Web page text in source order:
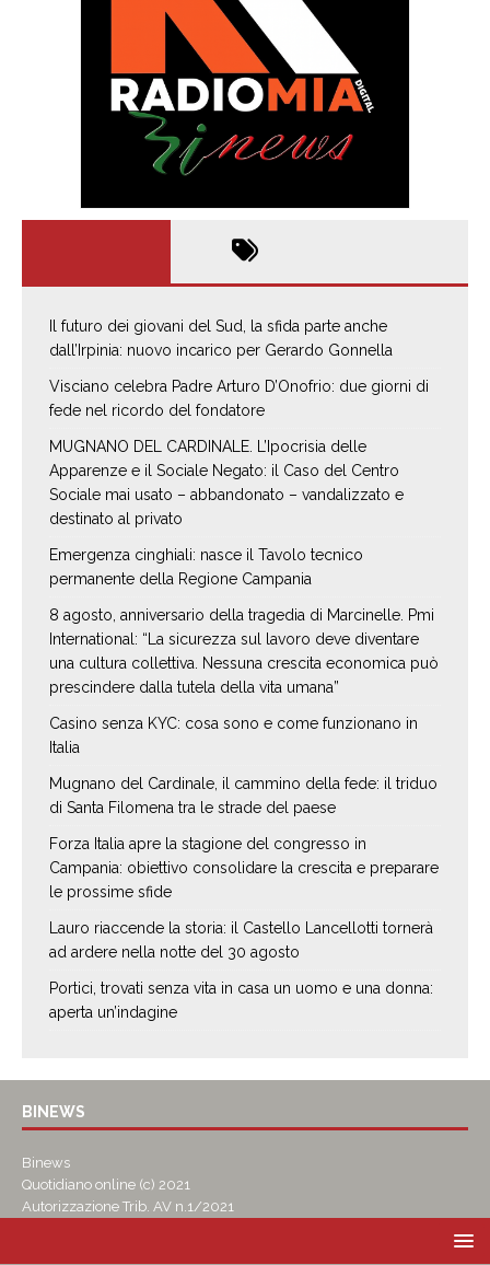
Il futuro dei giovani del Sud, la sfida parte anche
dall’Irpinia: nuovo incarico per Gerardo Gonnella
Visciano celebra Padre Arturo D’Onofrio: due giorni di
fede nel ricordo del fondatore
MUGNANO DEL CARDINALE. L’Ipocrisia delle
Apparenze e il Sociale Negato: il Caso del Centro
Sociale mai usato – abbandonato – vandalizzato e
destinato al privato
Emergenza cinghiali: nasce il Tavolo tecnico
permanente della Regione Campania
8 agosto, anniversario della tragedia di Marcinelle. Pmi
International: “La sicurezza sul lavoro deve diventare
una cultura collettiva. Nessuna crescita economica può
prescindere dalla tutela della vita umana”
Casino senza KYC: cosa sono e come funzionano in
Italia
Mugnano del Cardinale, il cammino della fede: il triduo
di Santa Filomena tra le strade del paese
Forza Italia apre la stagione del congresso in
Campania: obiettivo consolidare la crescita e preparare
le prossime sfide
Lauro riaccende la storia: il Castello Lancellotti tornerà
ad ardere nella notte del 30 agosto
Portici, trovati senza vita in casa un uomo e una donna:
aperta un’indagine
BINEWS
Binews
Quotidiano online (c) 2021
Autorizzazione Trib. AV n.1/2021